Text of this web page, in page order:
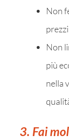
Non
Non
più
nella
3. Fai